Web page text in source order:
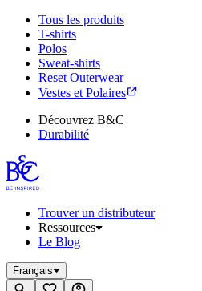
Tous les produits
T-shirts
Polos
Sweat-shirts
Reset Outerwear
Vestes et Polaires
Découvrez B&C
Durabilité
Trouver un distributeur
Ressources
Le Blog
Français